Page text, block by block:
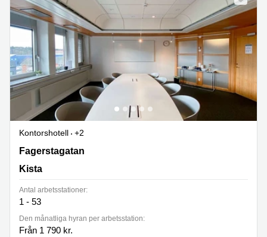
Kontorshotell
+2
Fagerstagatan 58,Stockholm Hofors 1,Spånga, Kista
Fagerstagatan
Kista
Antal arbetsstationer:
1 - 53
Den månatliga hyran per arbetsstation:
Från 1 790 kr.